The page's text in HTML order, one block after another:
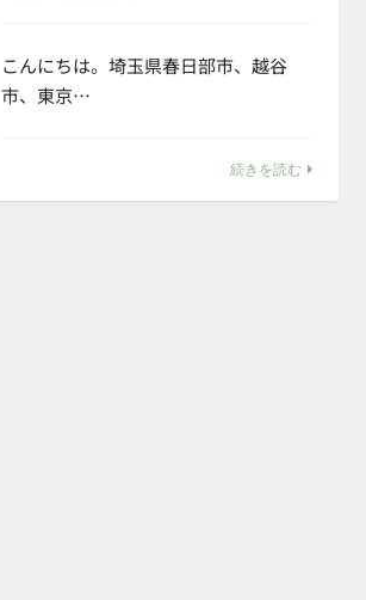
こんにちは。埼玉県春日部市、越谷
市、東京…
続きを読む